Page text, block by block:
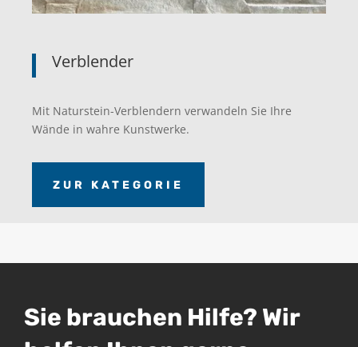
Verblender
Mit Naturstein-Verblendern verwandeln Sie Ihre
Wände in wahre Kunstwerke.
ZUR KATEGORIE
Sie brauchen Hilfe? Wir